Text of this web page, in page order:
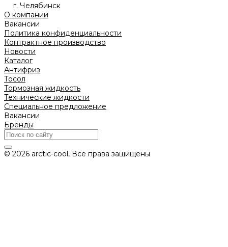
г. Челябинск
О компании
Вакансии
Политика конфиденциальности
Контрактное производство
Новости
Каталог
Антифриз
Тосол
Тормозная жидкость
Технические жидкости
Специальное предложение
Вакансии
Бренды
© 2026 arctic-cool, Все права защищены